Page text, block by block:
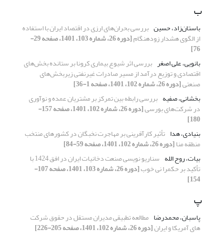
ب
باستان‌زاد، حسین بررسی بحران‌های ارزی در اقتصاد ایران با استفاده
از الگوی هشدار زودهنگام [دوره 26، شماره 103، 1401، صفحه 29-
76]
بانویی، علی اصغر بررسی اثر شیوع بیماری کرونا بر ستانده بخش‌های
اقتصادی و توزیع درآمد از مسیر صادرات غیرنفتی زیربخش‌های
صنعتی[دوره 26، شماره 102، 1401، صفحه 1-36]
بخشانی، صفیه بررسی رابطه بین تمرکز بر مشتریان عمده و نوآوری
در شرکت‌های بورسی [دوره 26، شماره 102، 1401، صفحه 157-
180]
بنیادی، هدا تأثیر کارآفرینی بر مهاجرت نخبگان در کشورهای منتخب
منطقه منا[دوره 26، شماره 102، 1401، صفحه 59-84]
بیات، روح الله
سناریو نویسی صنعت دخانیات ایران در افق 1424 با
تأکید بر حکمرا نی خوب [دوره 26، شماره 103، 1401، صفحه 107-
154]
پ
پاسبان، محمدرضا مطالعه تطبیقی مدیران مستقل در حقوق شرکت
های آمریکا و ایران[دوره 26، شماره 102، 1401، صفحه 205-226]